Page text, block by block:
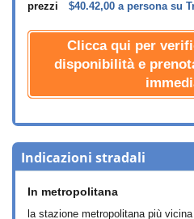
prezzi
$40.42,00 a persona su
Clicca qui per
disponibilità e
Indicazioni stradali
In metropolitana
la stazione metropolitana più